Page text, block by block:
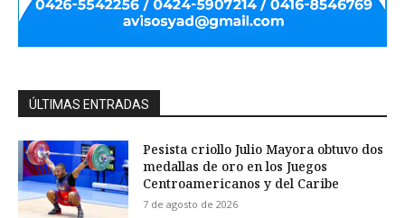
ÚLTIMAS ENTRADAS
Pesista criollo Julio Mayora obtuvo dos
medallas de oro en los Juegos
Centroamericanos y del Caribe
7 de agosto de 2026